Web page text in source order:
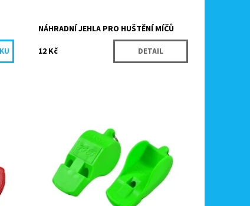
NÁHRADNÍ JEHLA PRO HUŠTĚNÍ MÍČŮ
12 Kč
DETAIL
Klasická plastová píšťalka vhodná pro
všechny druhy sportů.
Dostupnost:
Skladem
9109/CER
Značka:
Köck sport